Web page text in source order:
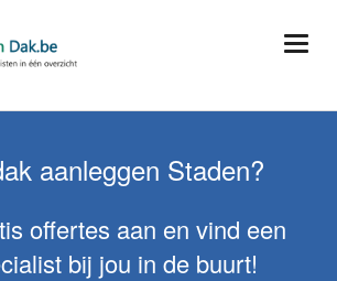
aanleggen Staden?
offertes aan en vind een
bij jou in de buurt!